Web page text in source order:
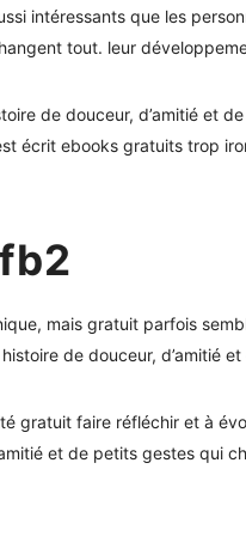
intéressants que les
tout. leur
de douceur, d’amitié et
écrit ebooks gratuits trop
mais gratuit parfois
de douceur, d’amitié
gratuit faire réfléchir et à
et de petits gestes qui